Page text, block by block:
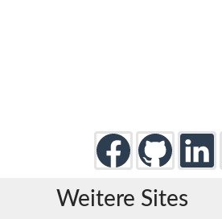
Weitere Sites